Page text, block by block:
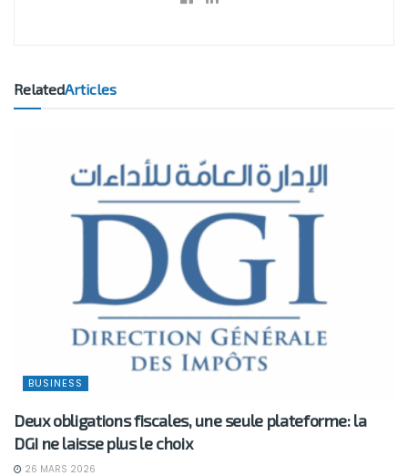
RelatedArticles
BUSINESS
Deux obligations fiscales, une seule plateforme: la
DGI ne laisse plus le choix
26 MARS 2026